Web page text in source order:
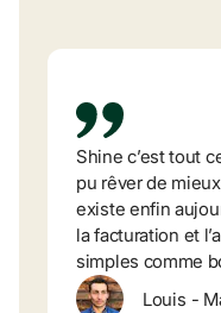
Shine c’est tout
pu rêver de
existe enfin
la facturation et
simples comme
Louis -